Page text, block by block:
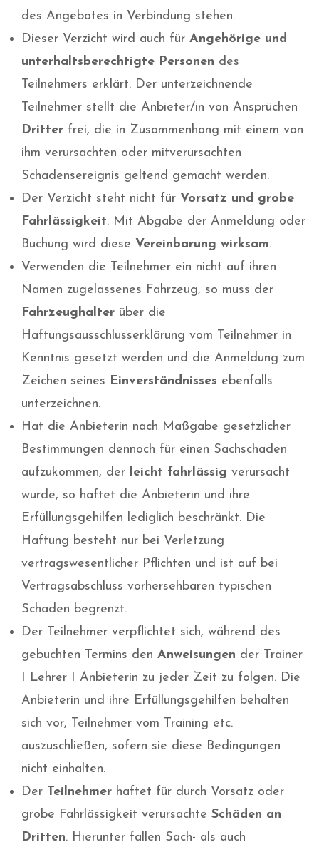
des Angebotes in Verbindung stehen.
Dieser Verzicht wird auch für Angehörige und
unterhaltsberechtigte Personen des
Teilnehmers erklärt. Der unterzeichnende
Teilnehmer stellt die Anbieter/in von Ansprüchen
Dritter frei, die in Zusammenhang mit einem von
ihm verursachten oder mitverursachten
Schadensereignis geltend gemacht werden.
Der Verzicht steht nicht für Vorsatz und grobe
Fahrlässigkeit. Mit Abgabe der Anmeldung oder
Buchung wird diese Vereinbarung wirksam.
Verwenden die Teilnehmer ein nicht auf ihren
Namen zugelassenes Fahrzeug, so muss der
Fahrzeughalter über die
Haftungsausschlusserklärung vom Teilnehmer in
Kenntnis gesetzt werden und die Anmeldung zum
Zeichen seines Einverständnisses ebenfalls
unterzeichnen.
Hat die Anbieterin nach Maßgabe gesetzlicher
Bestimmungen dennoch für einen Sachschaden
aufzukommen, der leicht fahrlässig verursacht
wurde, so haftet die Anbieterin und ihre
Erfüllungsgehilfen lediglich beschränkt. Die
Haftung besteht nur bei Verletzung
vertragswesentlicher Pflichten und ist auf bei
Vertragsabschluss vorhersehbaren typischen
Schaden begrenzt.
Der Teilnehmer verpflichtet sich, während des
gebuchten Termins den Anweisungen der Trainer
I Lehrer I Anbieterin zu jeder Zeit zu folgen. Die
Anbieterin und ihre Erfüllungsgehilfen behalten
sich vor, Teilnehmer vom Training etc.
auszuschließen, sofern sie diese Bedingungen
nicht einhalten.
Der Teilnehmer haftet für durch Vorsatz oder
grobe Fahrlässigkeit verursachte Schäden an
Dritten. Hierunter fallen Sach- als auch